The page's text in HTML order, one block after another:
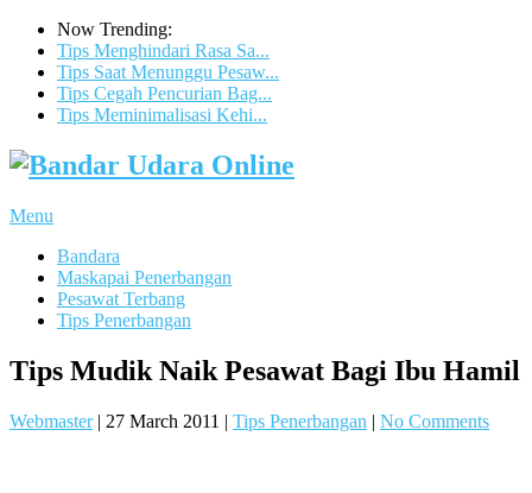
Now Trending:
Tips Menghindari Rasa Sa...
Tips Saat Menunggu Pesaw...
Tips Cegah Pencurian Bag...
Tips Meminimalisasi Kehi...
Menu
Bandara
Maskapai Penerbangan
Pesawat Terbang
Tips Penerbangan
Tips Mudik Naik Pesawat Bagi Ibu Hamil
Webmaster| 27 March 2011 | Tips Penerbangan | No Comments